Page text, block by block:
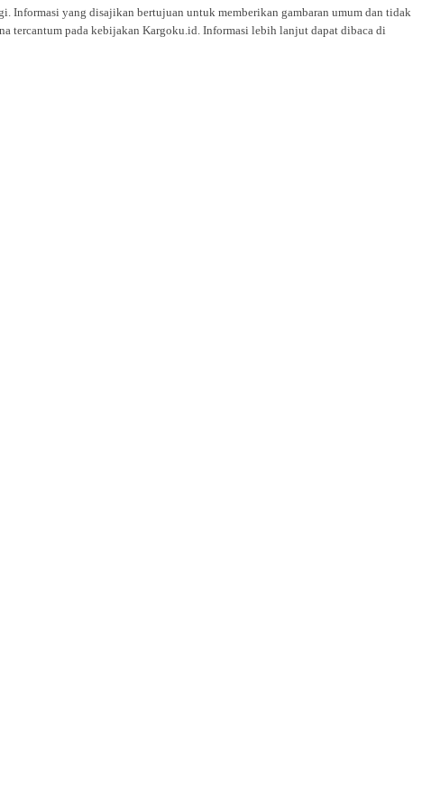
Informasi yang disajikan bertujuan untuk memberikan gambaran umum dan tidak
tercantum pada kebijakan Kargoku.id. Informasi lebih lanjut dapat dibaca di